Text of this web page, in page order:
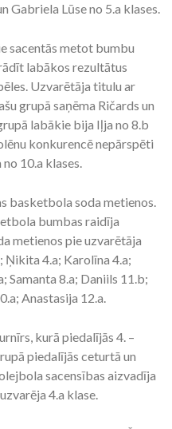
Gabriela Lūse no 5.a klases.
sacentās metot bumbu
labākos rezultātus
Uzvarētāja titulu ar
grupā saņēma Ričards un
labākie bija Iļja no 8.b
konkurencē nepārspēti
10.a klases.
basketbola soda metienos.
bumbas raidīja
metienos pie uzvarētāja
4.a; Karolīna 4.a;
Samanta 8.a; Daniils 11.b;
Anastasija 12.a.
kurā piedalījās 4. –
piedalījās ceturtā un
sacensības aizvadīja
4.a klase.